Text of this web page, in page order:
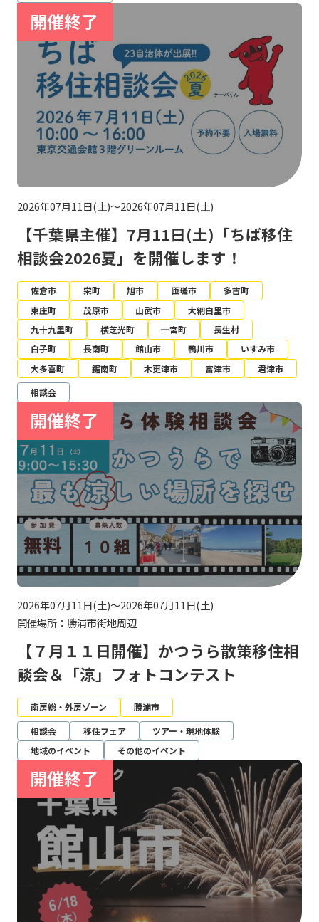
2026年07月11日(土)～2026年07月11日(土)
【千葉県主催】7月11日(土)「ちば移住
相談会2026夏」を開催します！
佐倉市 栄町 旭市 匝瑳市
多古町
東庄町
茂原市 山武市
大網白里市
九十九里町
横芝光町 一宮町
長生村
白子町
長南町 館山市 鴨川市
いすみ市
大多喜町
鋸南町 木更津市 富津市
君津市
相談会
2026年07月11日(土)～2026年07月11日(土)
開催場所：勝浦市街地周辺
【７月１１日開催】かつうら散策移住相
談会＆「涼」フォトコンテスト
南房総・外房ゾーン
勝浦市
相談会
移住フェア
ツアー・現地体験
地域のイベント
その他のイベント